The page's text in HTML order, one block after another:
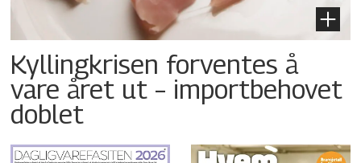
Kyllingkrisen forventes å
vare året ut – importbehovet
doblet